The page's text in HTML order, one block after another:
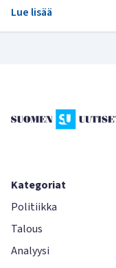
Lue lisää
Kategoriat
Politiikka
Talous
Analyysi